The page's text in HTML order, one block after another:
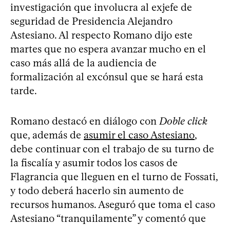
investigación que involucra al exjefe de
seguridad de Presidencia Alejandro
Astesiano. Al respecto Romano dijo este
martes que no espera avanzar mucho en el
caso más allá de la audiencia de
formalización al excónsul que se hará esta
tarde.
Romano destacó en diálogo con Doble click
que, además de asumir el caso Astesiano,
debe continuar con el trabajo de su turno de
la fiscalía y asumir todos los casos de
Flagrancia que lleguen en el turno de Fossati,
y todo deberá hacerlo sin aumento de
recursos humanos. Aseguró que toma el caso
Astesiano “tranquilamente” y comentó que